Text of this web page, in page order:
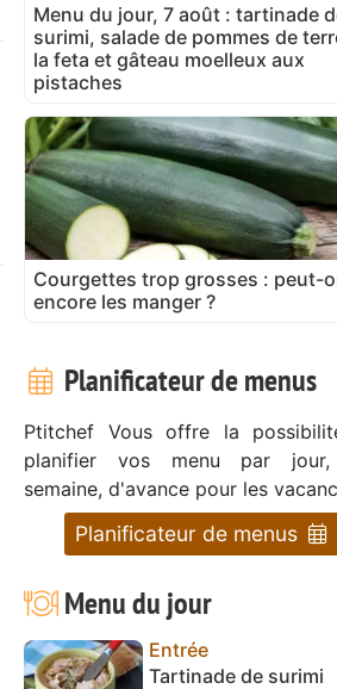
Menu du jour, 7 août : tartinade
surimi, salade de pommes de
la feta et gâteau moelleux aux
pistaches
Courgettes trop grosses : peut-
encore les manger ?
Planificateur de menus
Ptitchef Vous offre la
planifier vos menu par
semaine, d'avance pour les
Planificateur de menus
Menu du jour
Entrée
Tartinade de surimi